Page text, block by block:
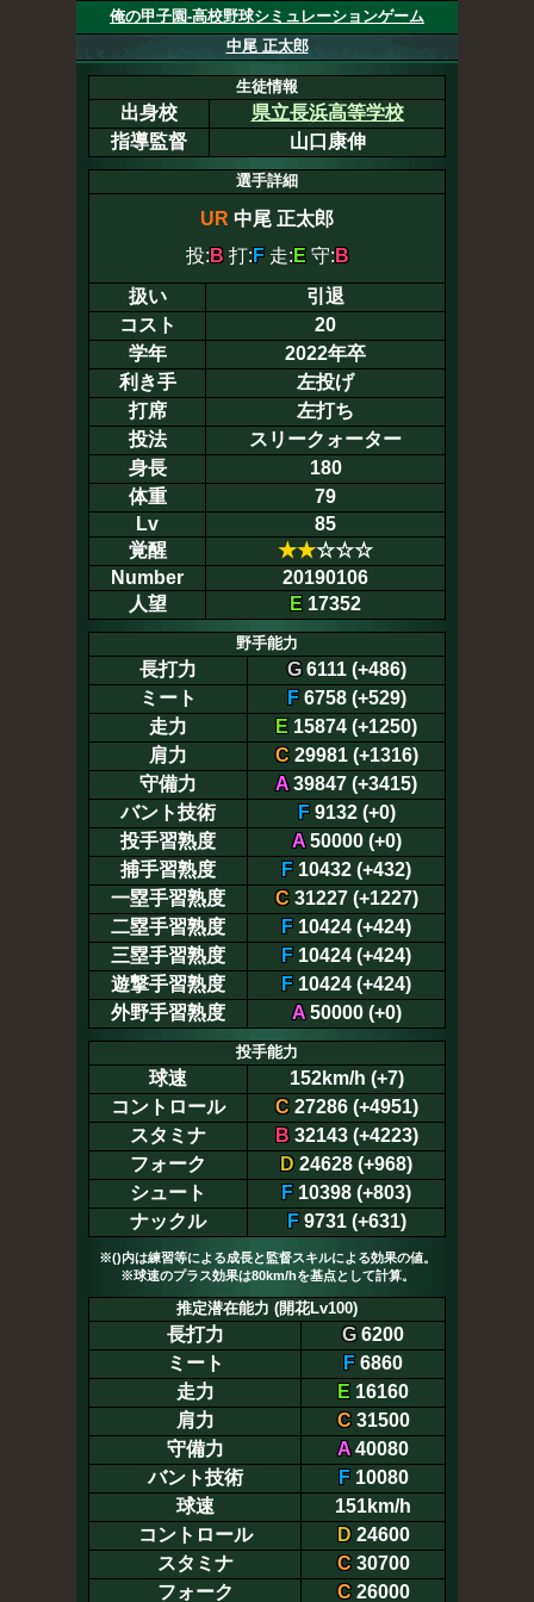
俺の甲子園-高校野球シミュレーションゲーム
中尾 正太郎
生徒情報
出身校
県立長浜高等学校
指導監督
山口康伸
選手詳細
UR 中尾 正太郎
投: B打: F走: E守: B
扱い
引退
コスト
20
学年
2022年卒
利き手
左投げ
打席
左打ち
投法
スリークォーター
身長
180
体重
79
Lv
85
覚醒
★★☆☆☆
Number
20190106
人望
E 17352
野手能力
長打力 G6111 (+486)
ミート
F6758 (+529)
走力
E 15874 (+1250)
肩力
C29981 (+1316)
守備力
A39847 (+3415)
バント技術
F9132 (+0)
投手習熟度
A50000 (+0)
捕手習熟度
F 10432 (+432)
一塁手習熟度
C31227 (+1227)
二塁手習熟度
F 10424 (+424)
三塁手習熟度
F 10424 (+424)
遊撃手習熟度
F 10424 (+424)
外野手習熟度
A50000 (+0)
投手能力
球速
152km/h (+7)
コントロール
C27286 (+4951)
スタミナ
B32143 (+4223)
フォーク
D 24628 (+968)
シュート
F 10398 (+803)
ナックル
F9731 (+631)
※()内は練習等による成長と監督スキルによる効果の値。
※球速のプラス効果は80km/hを基点として計算。
推定潜在能力 (開花Lv100)
長打力 G6200
ミート
F 6860
走力
E 16160
肩力
C31500
守備力
A40080
バント技術
F10080
球速
151km/h
コントロール
D24600
スタミナ
C30700
フォーク
C26000